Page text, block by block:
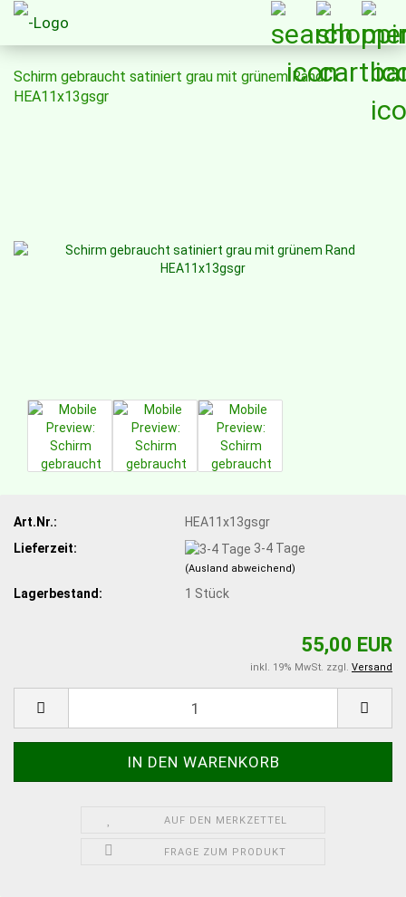
Schirm gebraucht satiniert grau mit grünem Rand
HEA11x13gsgr
Art.Nr.:
HEA11x13gsgr
Lieferzeit:
3-4 Tage
(Ausland abweichend)
Lagerbestand: 1 Stück
55,00 EUR
inkl. 19% MwSt. zzgl. Versand
AUF DEN MERKZETTEL
FRAGE ZUM PRODUKT